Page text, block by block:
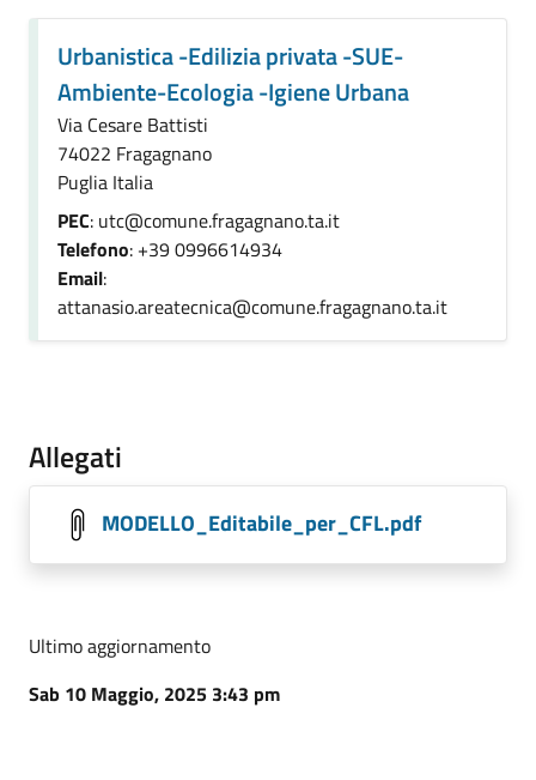
Urbanistica -Edilizia privata -SUE-
Ambiente-Ecologia -Igiene Urbana
Via Cesare Battisti
74022 Fragagnano
Puglia Italia
PEC: utc@comune.fragagnano.ta.it
Telefono: +39 0996614934
Email:
attanasio.areatecnica@comune.fragagnano.ta.it
Allegati
MODELLO_Editabile_per_CFL.pdf
Ultimo aggiornamento
Sab 10 Maggio, 2025 3:43 pm